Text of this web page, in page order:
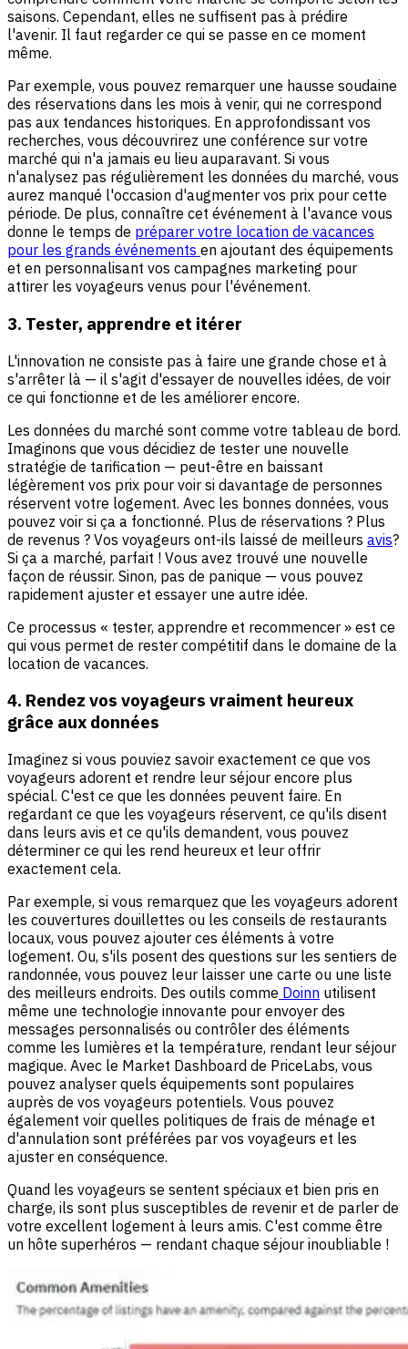
saisons. Cependant, elles ne suffisent pas à prédire
l'avenir. Il faut regarder ce qui se passe en ce moment
même.
Par exemple, vous pouvez remarquer une hausse soudaine
des réservations dans les mois à venir, qui ne correspond
pas aux tendances historiques. En approfondissant vos
recherches, vous découvrirez une conférence sur votre
marché qui n'a jamais eu lieu auparavant. Si vous
n'analysez pas régulièrement les données du marché, vous
aurez manqué l'occasion d'augmenter vos prix pour cette
période. De plus, connaître cet événement à l'avance vous
donne le temps de préparer votre location de vacances
pour les grands événements en ajoutant des équipements
et en personnalisant vos campagnes marketing pour
attirer les voyageurs venus pour l'événement.
3. Tester, apprendre et itérer
L'innovation ne consiste pas à faire une grande chose et à
s'arrêter là — il s'agit d'essayer de nouvelles idées, de voir
ce qui fonctionne et de les améliorer encore.
Les données du marché sont comme votre tableau de bord.
Imaginons que vous décidiez de tester une nouvelle
stratégie de tarification — peut-être en baissant
légèrement vos prix pour voir si davantage de personnes
réservent votre logement. Avec les bonnes données, vous
pouvez voir si ça a fonctionné. Plus de réservations ? Plus
de revenus ? Vos voyageurs ont-ils laissé de meilleurs avis?
Si ça a marché, parfait ! Vous avez trouvé une nouvelle
façon de réussir. Sinon, pas de panique — vous pouvez
rapidement ajuster et essayer une autre idée.
Ce processus « tester, apprendre et recommencer » est ce
qui vous permet de rester compétitif dans le domaine de la
location de vacances.
4. Rendez vos voyageurs vraiment heureux
grâce aux données
Imaginez si vous pouviez savoir exactement ce que vos
voyageurs adorent et rendre leur séjour encore plus
spécial. C'est ce que les données peuvent faire. En
regardant ce que les voyageurs réservent, ce qu'ils disent
dans leurs avis et ce qu'ils demandent, vous pouvez
déterminer ce qui les rend heureux et leur offrir
exactement cela.
Par exemple, si vous remarquez que les voyageurs adorent
les couvertures douillettes ou les conseils de restaurants
locaux, vous pouvez ajouter ces éléments à votre
logement. Ou, s'ils posent des questions sur les sentiers de
randonnée, vous pouvez leur laisser une carte ou une liste
des meilleurs endroits. Des outils comme Doinn utilisent
même une technologie innovante pour envoyer des
messages personnalisés ou contrôler des éléments
comme les lumières et la température, rendant leur séjour
magique. Avec le Market Dashboard de PriceLabs, vous
pouvez analyser quels équipements sont populaires
auprès de vos voyageurs potentiels. Vous pouvez
également voir quelles politiques de frais de ménage et
d'annulation sont préférées par vos voyageurs et les
ajuster en conséquence.
Quand les voyageurs se sentent spéciaux et bien pris en
charge, ils sont plus susceptibles de revenir et de parler de
votre excellent logement à leurs amis. C'est comme être
un hôte superhéros — rendant chaque séjour inoubliable !